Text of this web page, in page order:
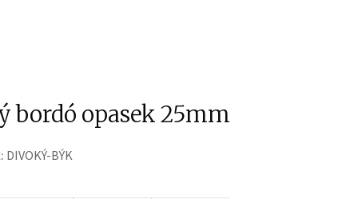
bordó opasek 25mm
DIVOKÝ-BÝK